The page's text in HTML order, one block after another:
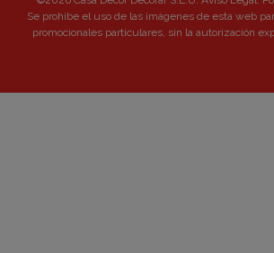
Se prohibe el uso de las imágenes de esta web
promocionales particulares, sin la autorización